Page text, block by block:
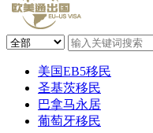
美国EB5移民
圣基茨移民
巴拿马永居
葡萄牙移民